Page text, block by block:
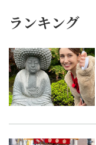
ランキング